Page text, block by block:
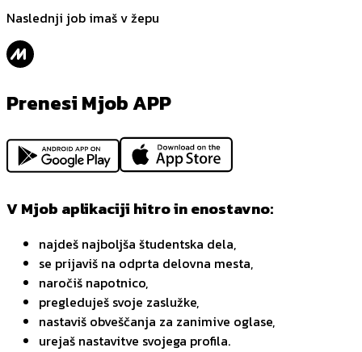
Naslednji job imaš v žepu
Prenesi Mjob APP
V Mjob aplikaciji hitro in enostavno:
najdeš najboljša študentska dela,
se prijaviš na odprta delovna mesta,
naročiš napotnico,
pregleduješ svoje zaslužke,
nastaviš obveščanja za zanimive oglase,
urejaš nastavitve svojega profila.